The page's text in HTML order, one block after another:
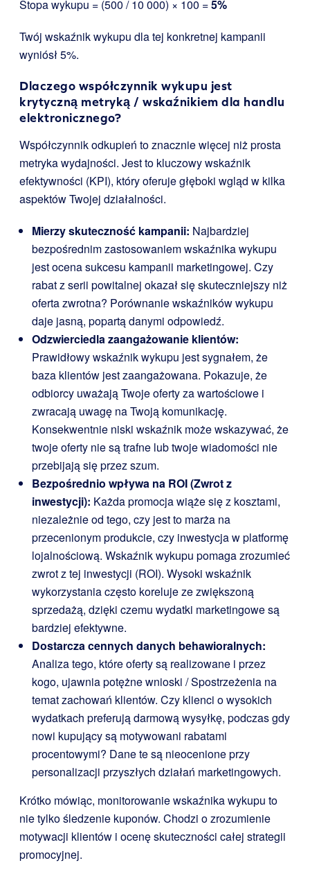
Stopa wykupu = (500 / 10 000) × 100 =5%
Twój wskaźnik wykupu dla tej konkretnej kampanii
wyniósł 5%.
Dlaczego współczynnik wykupu jest
krytyczną metryką / wskaźnikiem dla handlu
elektronicznego?
Współczynnik odkupień to znacznie więcej niż prosta
metryka wydajności. Jest to kluczowy wskaźnik
efektywności (KPI), który oferuje głęboki wgląd w kilka
aspektów Twojej działalności.
Mierzy skuteczność kampanii: Najbardziej
bezpośrednim zastosowaniem wskaźnika wykupu
jest ocena sukcesu kampanii marketingowej. Czy
rabat z serii powitalnej okazał się skuteczniejszy niż
oferta zwrotna? Porównanie wskaźników wykupu
daje jasną, popartą danymi odpowiedź.
Odzwierciedla zaangażowanie klientów:
Prawidłowy wskaźnik wykupu jest sygnałem, że
baza klientów jest zaangażowana. Pokazuje, że
odbiorcy uważają Twoje oferty za wartościowe i
zwracają uwagę na Twoją komunikację.
Konsekwentnie niski wskaźnik może wskazywać, że
twoje oferty nie są trafne lub twoje wiadomości nie
przebijają się przez szum.
Bezpośrednio wpływa na ROI (Zwrot z
inwestycji): Każda promocja wiąże się z kosztami,
niezależnie od tego, czy jest to marża na
przecenionym produkcie, czy inwestycja w platformę
lojalnościową. Wskaźnik wykupu pomaga zrozumieć
zwrot z tej inwestycji (ROI). Wysoki wskaźnik
wykorzystania często koreluje ze zwiększoną
sprzedażą, dzięki czemu wydatki marketingowe są
bardziej efektywne.
Dostarcza cennych danych behawioralnych:
Analiza tego, które oferty są realizowane i przez
kogo, ujawnia potężne wnioski / Spostrzeżenia na
temat zachowań klientów. Czy klienci o wysokich
wydatkach preferują darmową wysyłkę, podczas gdy
nowi kupujący są motywowani rabatami
procentowymi? Dane te są nieocenione przy
personalizacji przyszłych działań marketingowych.
Krótko mówiąc, monitorowanie wskaźnika wykupu to
nie tylko śledzenie kuponów. Chodzi o zrozumienie
motywacji klientów i ocenę skuteczności całej strategii
promocyjnej.